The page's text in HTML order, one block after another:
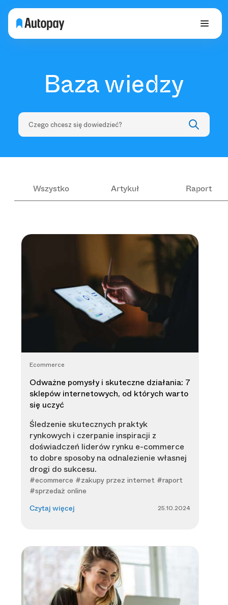
Baza wiedzy
Wszystko Artykuł Raport
Ecommerce
Odważne pomysły i skuteczne działania: 7
sklepów internetowych, od których warto
się uczyć
Śledzenie skutecznych praktyk
rynkowych i czerpanie inspiracji z
doświadczeń liderów rynku e-commerce
to dobre sposoby na odnalezienie własnej
drogi do sukcesu.
#ecommerce #zakupy przez internet #raport
#sprzedaż online
Czytaj więcej 25.10.2024